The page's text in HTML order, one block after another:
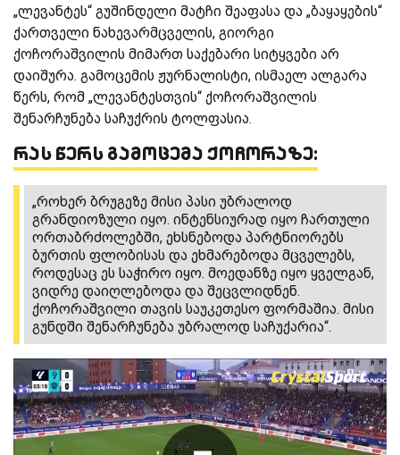
„ლევანტეს“ გუშინდელი მატჩი შეაფასა და „ბაყაყების“
ქართველი ნახევარმცველის, გიორგი
ქოჩორაშვილის მიმართ საქებარი სიტყვები არ
დაიშურა. გამოცემის ჟურნალისტი, ისმაელ ალგარა
წერს, რომ „ლევანტესთვის“ ქოჩორაშვილის
შენარჩუნება საჩუქრის ტოლფასია.
რას წერს გამოცემა ქოჩორაზე:
„როხერ ბრუგეზე მისი პასი უბრალოდ
გრანდიოზული იყო. ინტენსიურად იყო ჩართული
ორთაბრძოლებში, ეხსნებოდა პარტნიორებს
ბურთის ფლობისას და ეხმარებოდა მცველებს,
როდესაც ეს საჭირო იყო. მოედანზე იყო ყველგან,
ვიდრე დაიღლებოდა და შეცვლიდნენ.
ქოჩორაშვილი თავის საუკეთესო ფორმაშია. მისი
გუნდში შენარჩუნება უბრალოდ საჩუქარია“.